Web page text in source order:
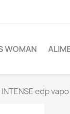
WOMAN
edp